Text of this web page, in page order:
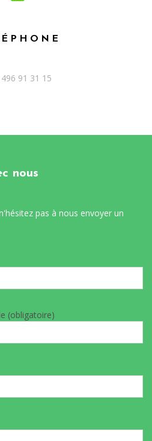
91 31 15
nous
pas à nous envoyer un
(obligatoire)